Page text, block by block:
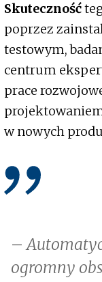
Skuteczność
poprzez
testowym,
centrum
prace
w nowych
–
ogromny